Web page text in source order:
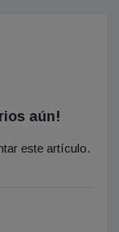
aún!
este artículo.